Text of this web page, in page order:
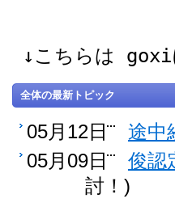
↓こちらは goxi
全体の最新トピック
05月12日 途中
05月09日
俊認
討！)